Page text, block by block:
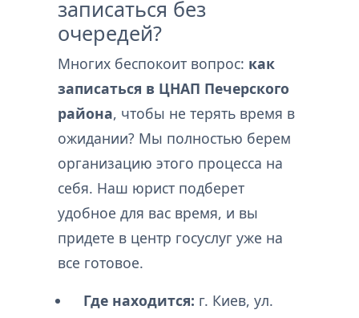
записаться без
очередей?
Многих беспокоит вопрос: как
записаться в ЦНАП Печерского
района, чтобы не терять время в
ожидании? Мы полностью берем
организацию этого процесса на
себя. Наш юрист подберет
удобное для вас время, и вы
придете в центр госуслуг уже на
все готовое.
Где находится: г. Киев, ул.